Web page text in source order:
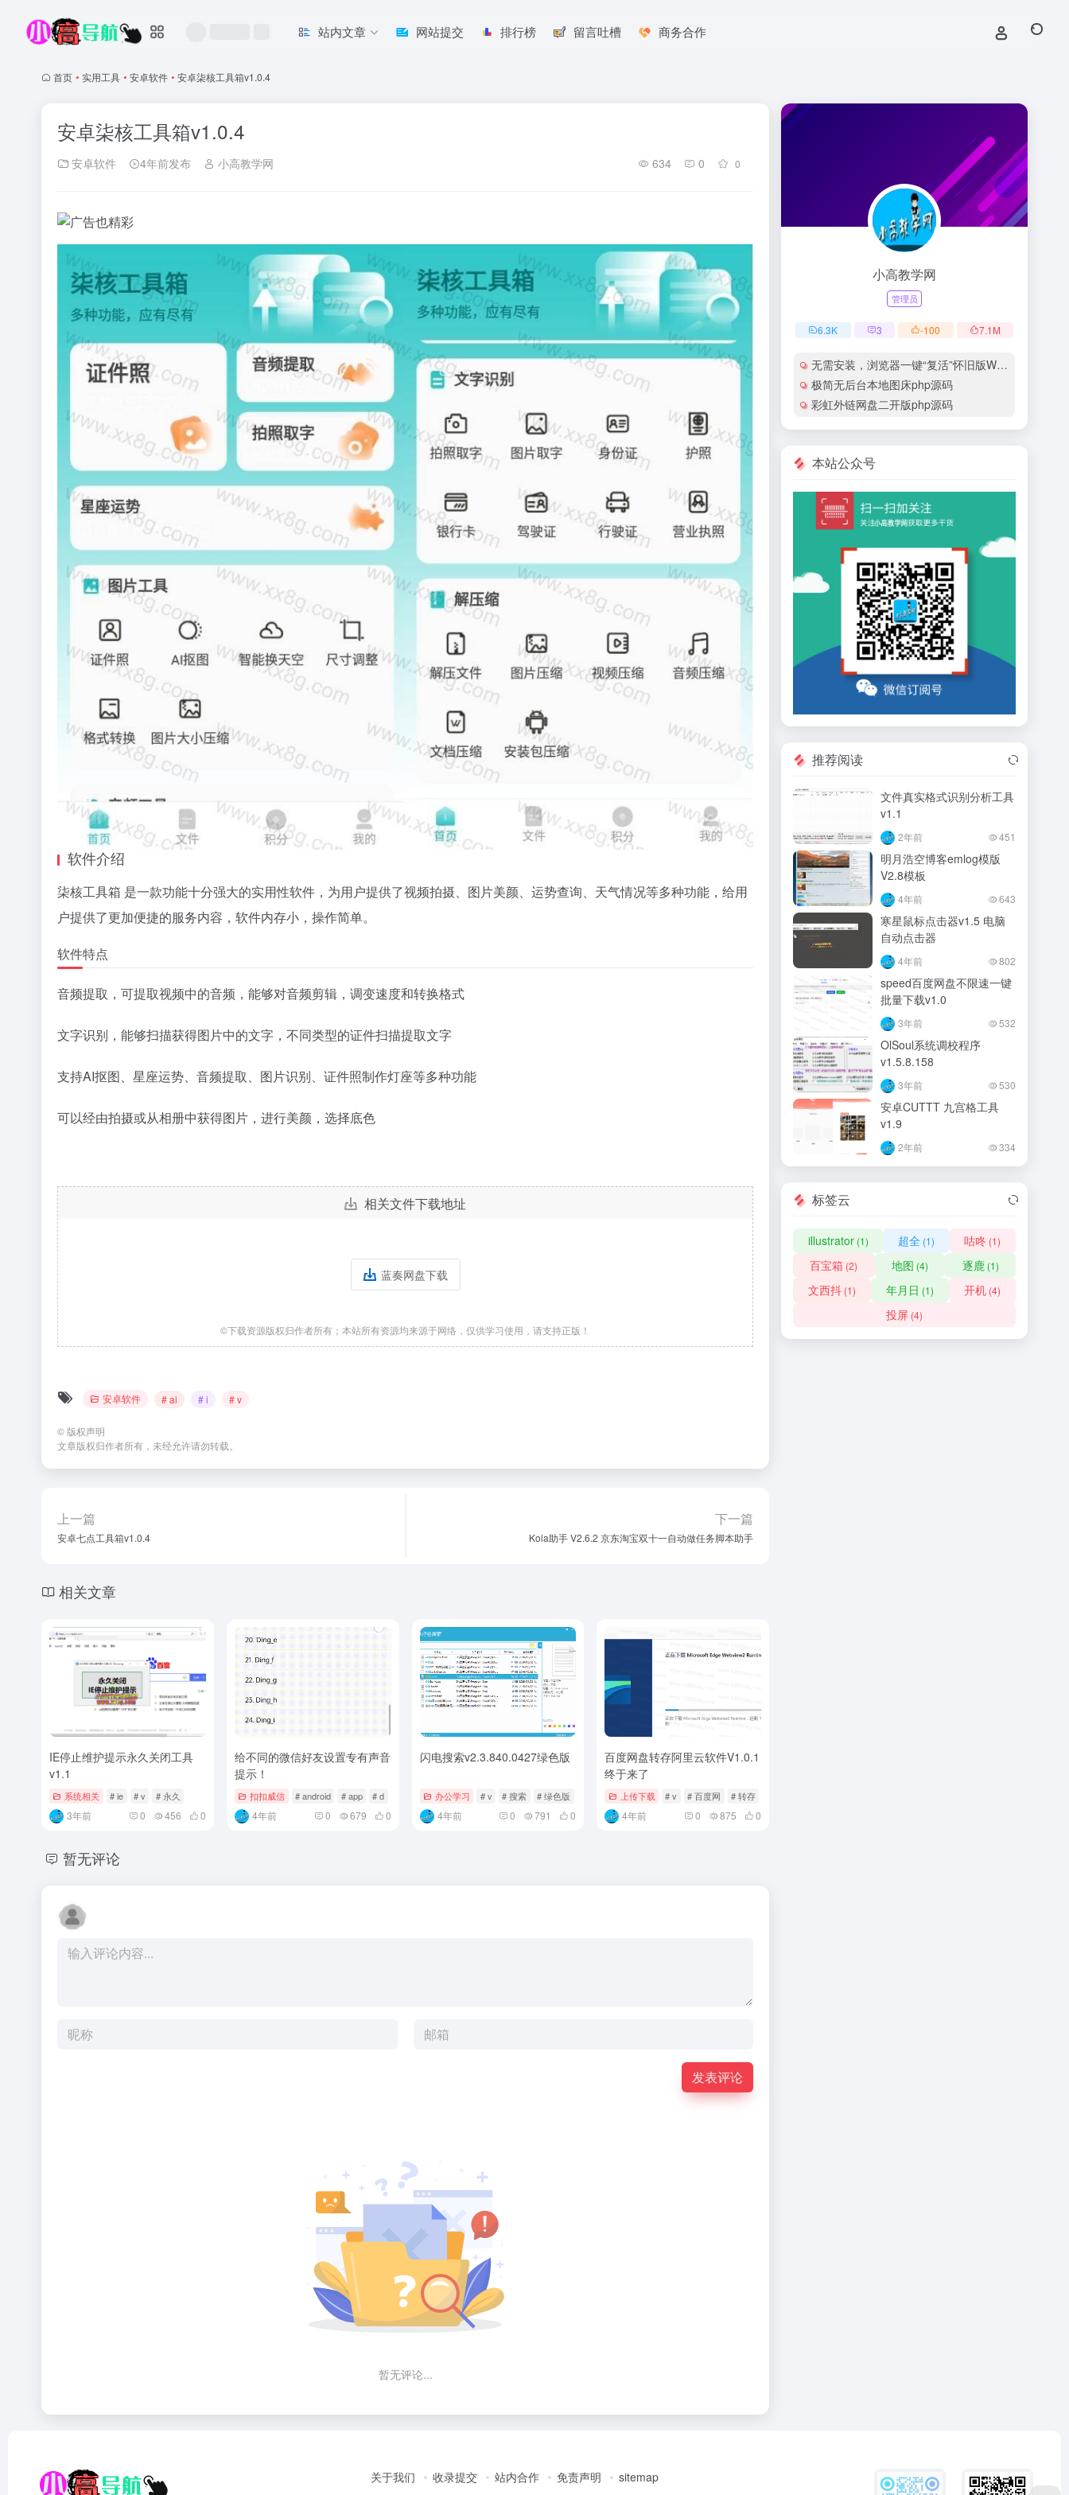
站内文章 网站提交 排行榜 留言吐槽 商务合作
首页 • 实用工具 • 安卓软件 • 安卓柒核工具箱v1.0.4
安卓柒核工具箱v1.0.4
安卓软件 4年前发布 小高教学网 634 0 0
软件介绍
柒核工具箱 是一款功能十分强大的实用性软件，为用户提供了视频拍摄、图片美颜、运势查询、天气情况等多种功能，给用
户提供了更加便捷的服务内容，软件内存小，操作简单。
软件特点
音频提取，可提取视频中的音频，能够对音频剪辑，调变速度和转换格式
文字识别，能够扫描获得图片中的文字，不同类型的证件扫描提取文字
支持AI抠图、星座运势、音频提取、图片识别、证件照制作灯座等多种功能
可以经由拍摄或从相册中获得图片，进行美颜，选择底色
相关文件下载地址
蓝奏网盘下载
©下载资源版权归作者所有；本站所有资源均来源于网络，仅供学习使用，请支持正版！
安卓软件 # ai # i # v
© 版权声明
文章版权归作者所有，未经允许请勿转载。
上一篇
安卓七点工具箱v1.0.4
下一篇
Kola助手 V2.6.2 京东淘宝双十一自动做任务脚本助手
相关文章
IE停止维护提示永久关闭工具
v1.1
系统相关 # ie # v # 永久
3年前 0 456 0
给不同的微信好友设置专有声音
提示！
扣扣威信 # android # app # d
4年前 0 679 0
闪电搜索v2.3.840.0427绿色版
办公学习 # v # 搜索 # 绿色版
4年前 0 791 0
百度网盘转存阿里云软件V1.0.1
终于来了
上传下载 # v # 百度网 # 转存
4年前 0 875 0
暂无评论
发表评论
暂无评论...
小高教学网
管理员
6.3K 3 -100 7.1M
无需安装，浏览器一键“复活”怀旧版Windows
极简无后台本地图床php源码
彩虹外链网盘二开版php源码
本站公众号
推荐阅读
文件真实格式识别分析工具
v1.1
2年前 451
明月浩空博客emlog模版
V2.8模板
4年前 643
寒星鼠标点击器v1.5 电脑
自动点击器
4年前 802
speed百度网盘不限速一键
批量下载v1.0
3年前 532
OlSoul系统调校程序
v1.5.8.158
3年前 530
安卓CUTTT 九宫格工具
v1.9
2年前 334
标签云
illustrator(1) 超全 (1) 咕咚 (1)
百宝箱 (2) 地图 (4) 逐鹿(1)
文西抖 (1) 年月日 (1) 开机 (4)
投屏 (4)
关于我们 收录提交 站内合作 免责声明 sitemap